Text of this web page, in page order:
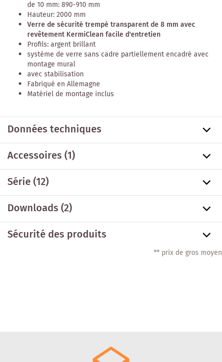
de 10 mm: 890-910 mm
Hauteur: 2000 mm
Verre de sécurité trempé transparent de 8 mm avec
revêtement KermiClean facile d'entretien
Profils: argent brillant
système de verre sans cadre partiellement encadré avec
montage mural
avec stabilisation
Fabriqué en Allemagne
Matériel de montage inclus
Données techniques
Accessoires(1)
Série(12)
Downloads (2)
Sécurité des produits
** prix de gros moyen